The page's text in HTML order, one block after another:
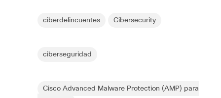
ciberdelincuentes Cibersecurity
ciberseguridad
Cisco Advanced Malware Protection (AMP) para